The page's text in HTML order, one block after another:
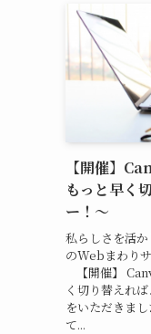
【開催】
もっと早く
ー！～
私らしさを活
のWebまわり
【開催】
く切り替えれ
をいただきま
て...